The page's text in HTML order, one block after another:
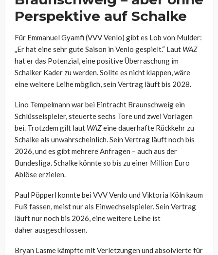
Perspektive auf Schalke
Für Emmanuel Gyamfi (VVV Venlo) gibt es Lob von Mulder:
„Er hat eine sehr gute Saison in Venlo gespielt.“ Laut WAZ
hat er das Potenzial, eine positive Überraschung im
Schalker Kader zu werden. Sollte es nicht klappen, wäre
eine weitere Leihe möglich, sein Vertrag läuft bis 2028.
Lino Tempelmann war bei Eintracht Braunschweig ein
Schlüsselspieler, steuerte sechs Tore und zwei Vorlagen
bei. Trotzdem gilt laut WAZeine dauerhafte Rückkehr zu
Schalke als unwahrscheinlich. Sein Vertrag läuft noch bis
2026, und es gibt mehrere Anfragen – auch aus der
Bundesliga. Schalke könnte so bis zu einer Million Euro
Ablöse erzielen.
Paul Pöpperl konnte bei VVV Venlo und Viktoria Köln kaum
Fuß fassen, meist nur als Einwechselspieler. Sein Vertrag
läuft nur noch bis 2026, eine weitere Leihe ist
daher ausgeschlossen.
Bryan Lasme kämpfte mit Verletzungen und absolvierte für